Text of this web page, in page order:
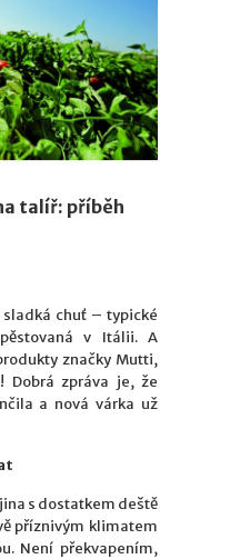
talíř: příběh
sladká chuť – typické
v Itálii. A
značky Mutti,
Dobrá zpráva je, že
a nová várka už
s dostatkem deště
příznivým klimatem
Není překvapením,